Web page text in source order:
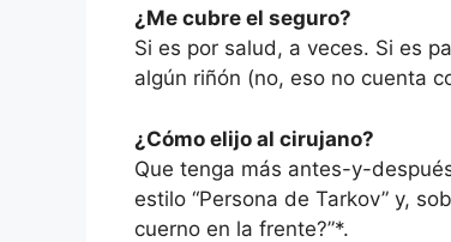
¿Me cubre el seguro?
Si es por salud, a veces. Si es
algún riñón (no, eso no cuenta
¿Cómo elijo al cirujano?
Que tenga más antes-y-
estilo “Persona de Tarkov” y,
cuerno en la frente?”*.